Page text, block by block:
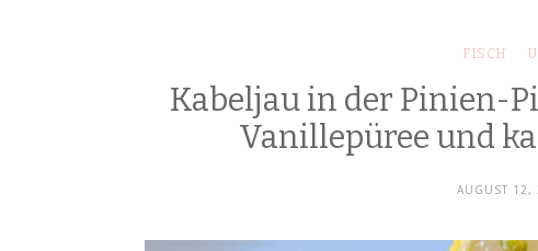
FISCH
Kabeljau in der Pinien-
Vanillepüree und
AUGUST 12,